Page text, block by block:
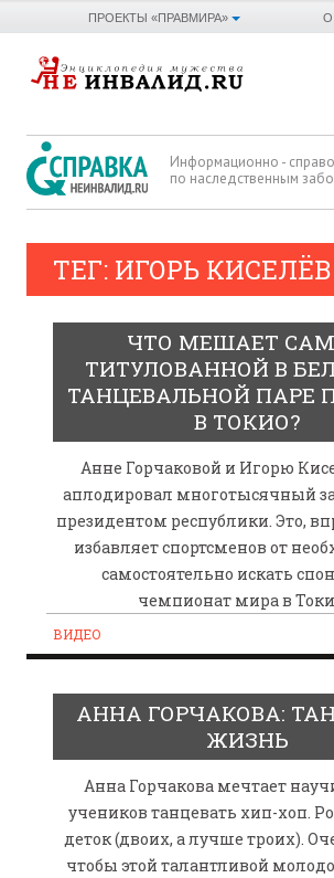
О
ПРОЕКТЫ «ПРАВМИРА»
Информационно -
по наследственным
ТЕГ: ИГОРЬ КИСЕЛЁВ
ЧТО МЕШАЕТ
ТИТУЛОВАННОЙ В
ТАНЦЕВАЛЬНОЙ ПАРЕ
В ТОКИО?
Анне Горчаковой и Игорю
аплодировал многотысячный
президентом республики. Это,
избавляет спортсменов от
самостоятельно искать
чемпионат мира в
ВИДЕО
АННА ГОРЧАКОВА:
ЖИЗНЬ
Анна Горчакова мечтает
учеников танцевать хип-хоп.
деток (двоих, а лучше троих).
чтобы этой талантливой